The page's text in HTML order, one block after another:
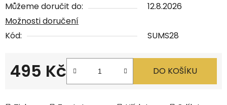
Můžeme doručit do:
12.8.2026
Možnosti doručení
Kód:
SUMS28
495 Kč DO KOŠÍKU